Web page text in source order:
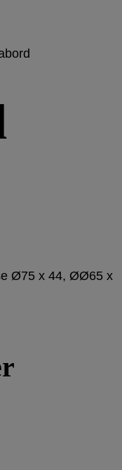
Ø75 x 44, ØØ65 x